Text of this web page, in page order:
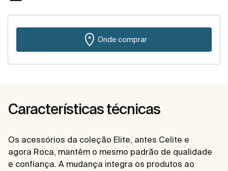
Onde comprar
Características técnicas
Os acessórios da coleção Elite, antes Celite e
agora Roca, mantêm o mesmo padrão de qualidade
e confiança. A mudança integra os produtos ao